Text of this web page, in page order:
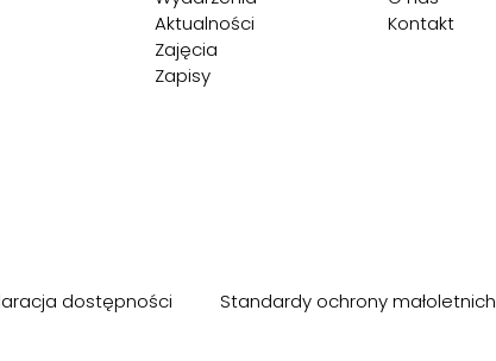
Aktualności
Zajęcia
Zapisy
Kontakt
dostępności Standardy ochrony małoletnich